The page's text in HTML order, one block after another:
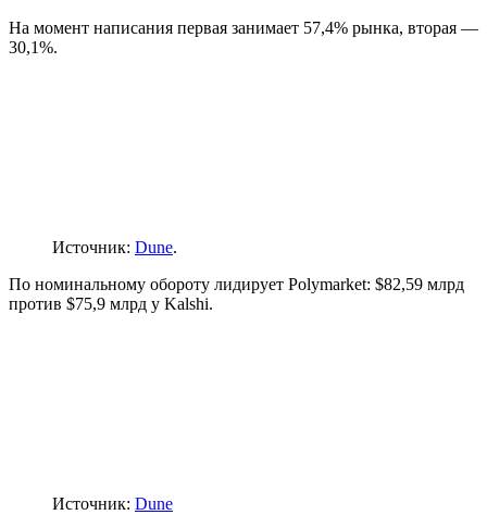
На момент написания первая занимает 57,4% рынка, вторая —
30,1%.
Источник: Dune.
По номинальному обороту лидирует Polymarket: $82,59 млрд
против $75,9 млрд у Kalshi.
Источник: Dune